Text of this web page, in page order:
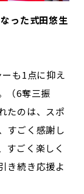
った式田悠生
も1点に抑え
（6奪三振
たのは、スポ
すごく感謝し
すごく楽しく
き続き応援よ